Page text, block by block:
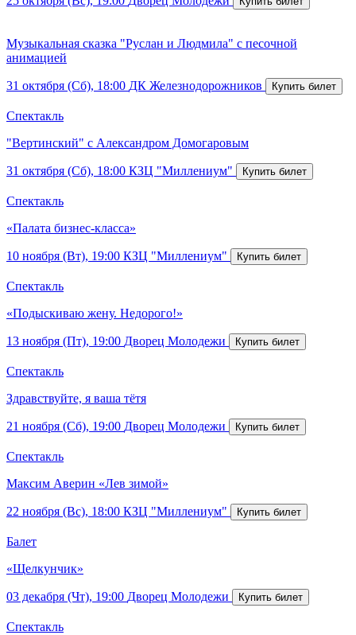
Музыкальная сказка "Руслан и Людмила" с песочной
анимацией
31 октября (Сб), 18:00 ДК Железнодорожников
Спектакль
"Вертинский" с Александром Домогаровым
31 октября (Сб), 18:00 КЗЦ "Миллениум"
Спектакль
«Палата бизнес-класса»
10 ноября (Вт), 19:00 КЗЦ "Миллениум"
Спектакль
«Подыскиваю жену. Недорого!»
13 ноября (Пт), 19:00 Дворец Молодежи
Спектакль
Здравствуйте, я ваша тётя
21 ноября (Сб), 19:00 Дворец Молодежи
Спектакль
Максим Аверин «Лев зимой»
22 ноября (Вс), 18:00 КЗЦ "Миллениум"
Балет
«Щелкунчик»
03 декабря (Чт), 19:00 Дворец Молодежи
Спектакль